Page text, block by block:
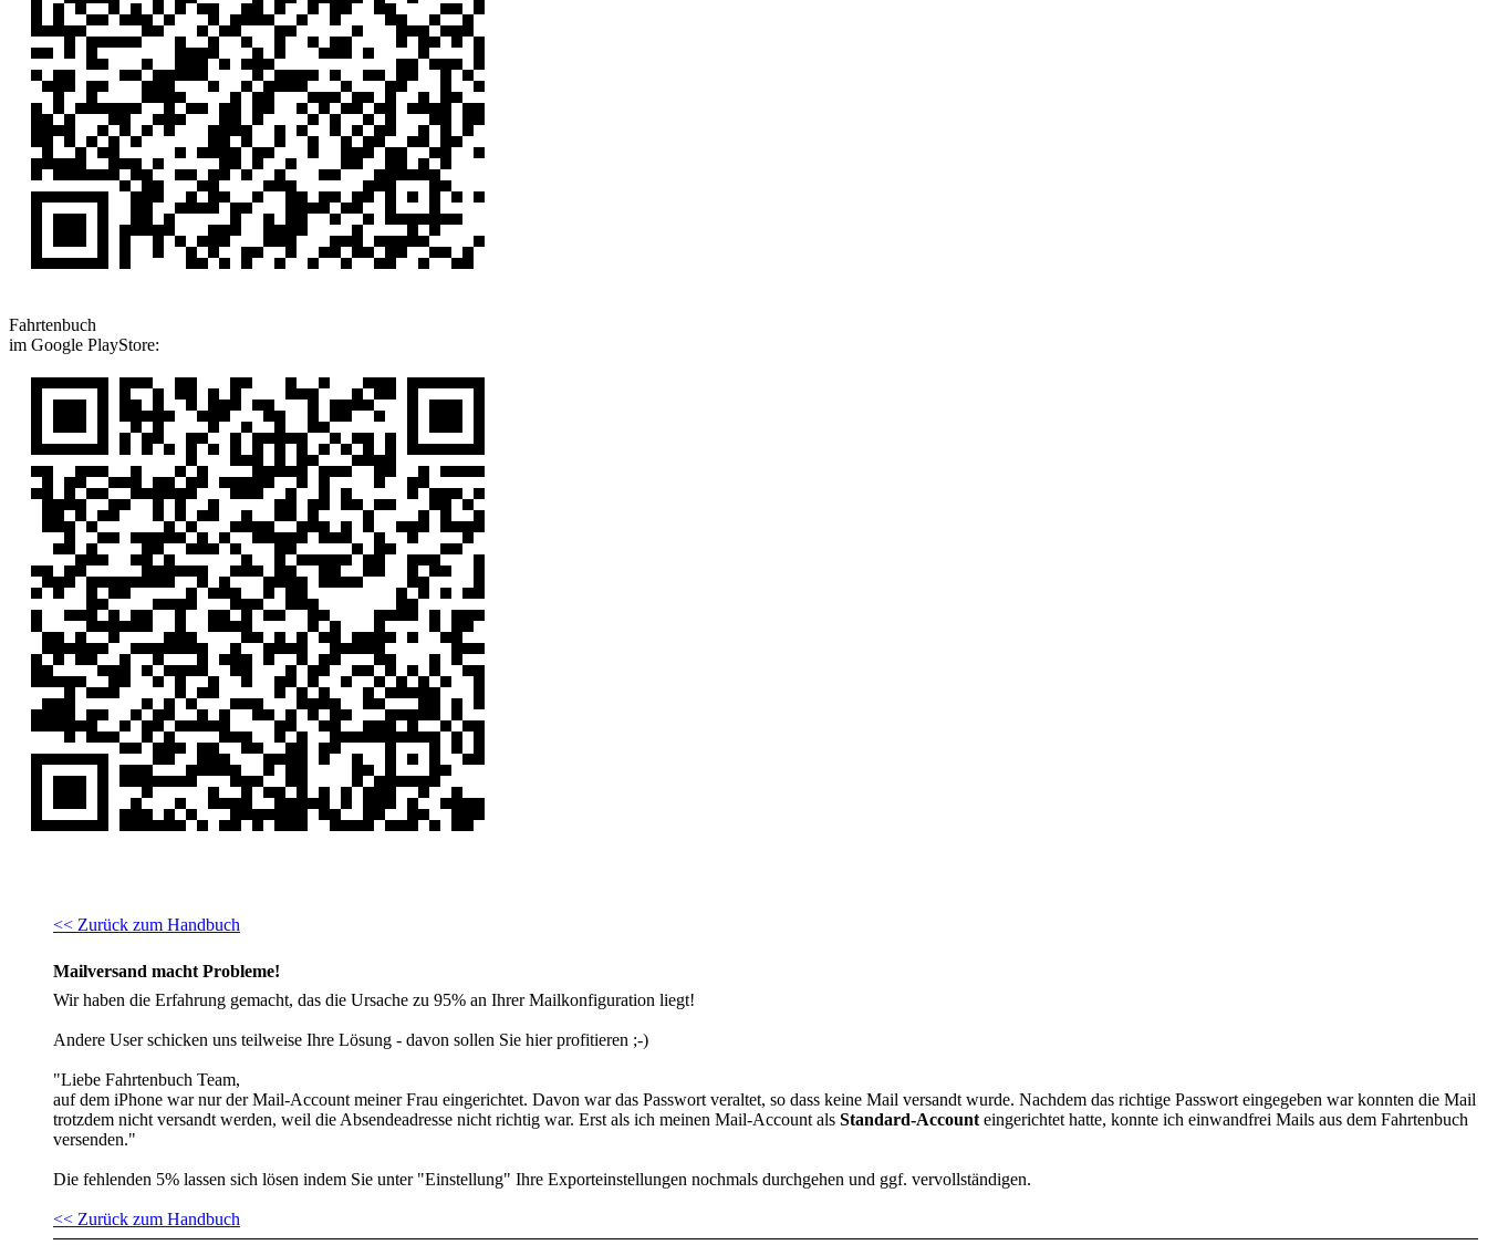
Fahrtenbuch
im Google PlayStore:
<< Zurück zum Handbuch
Mailversand macht Probleme!
Wir haben die Erfahrung gemacht, das die Ursache zu 95% an Ihrer Mailkonfiguration liegt!
Andere User schicken uns teilweise Ihre Lösung - davon sollen Sie hier profitieren ;-)
"Liebe Fahrtenbuch Team,
auf dem iPhone war nur der Mail-Account meiner Frau eingerichtet. Davon war das Passwort veraltet, so dass keine Mail versandt wurde. Nachdem das richtige Passwort eingegeben war konnten die Mail
trotzdem nicht versandt werden, weil die Absendeadresse nicht richtig war. Erst als ich meinen Mail-Account als Standard-Account eingerichtet hatte, konnte ich einwandfrei Mails aus dem Fahrtenbuch
versenden."
Die fehlenden 5% lassen sich lösen indem Sie unter "Einstellung" Ihre Exporteinstellungen nochmals durchgehen und ggf. vervollständigen.
<< Zurück zum Handbuch